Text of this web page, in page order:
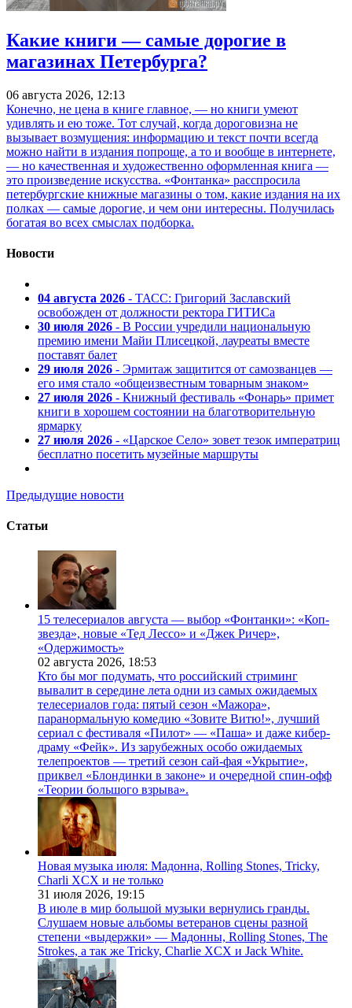
Какие книги — самые дорогие в
магазинах Петербурга?
06 августа 2026, 12:13
Конечно, не цена в книге главное, — но книги умеют
удивлять и ею тоже. Тот случай, когда дороговизна не
вызывает возмущения: информацию и текст почти всегда
можно найти в издания попроще, а то и вообще в интернете,
— но качественная и художественно оформленная книга —
это произведение искусства. «Фонтанка» расспросила
петербургские книжные магазины о том, какие издания на их
полках — самые дорогие, и чем они интересны. Получилась
богатая во всех смыслах подборка.
Новости
04 августа 2026 - ТАСС: Григорий Заславский
освобожден от должности ректора ГИТИСа
30 июля 2026 - В России учредили национальную
премию имени Майи Плисецкой, лауреаты вместе
поставят балет
29 июля 2026 - Эрмитаж защитится от самозванцев —
его имя стало «общеизвестным товарным знаком»
27 июля 2026 - Книжный фестиваль «Фонарь» примет
книги в хорошем состоянии на благотворительную
ярмарку
27 июля 2026 - «Царское Село» зовет тезок императриц
бесплатно посетить музейные маршруты
Предыдущие новости
Статьи
15 телесериалов августа — выбор «Фонтанки»: «Коп-
звезда», новые «Тед Лессо» и «Джек Ричер»,
«Одержимость»
02 августа 2026, 18:53
Кто бы мог подумать, что российский стриминг
вывалит в середине лета одни из самых ожидаемых
телесериалов года: пятый сезон «Мажора»,
паранормальную комедию «Зовите Витю!», лучший
сериал с фестиваля «Пилот» — «Паша» и даже кибер-
драму «Фейк». Из зарубежных особо ожидаемых
телепроектов — третий сезон сай-фая «Укрытие»,
приквел «Блондинки в законе» и очередной спин-офф
«Теории большого взрыва».
Новая музыка июля: Мадонна, Rolling Stones, Tricky,
Charli XCX и не только
31 июля 2026, 19:15
В июле в мир большой музыки вернулись гранды.
Слушаем новые альбомы ветеранов сцены разной
степени «выдержки» — Мадонны, Rolling Stones, The
Strokes, а так же Tricky, Charlie XCX и Jack White.